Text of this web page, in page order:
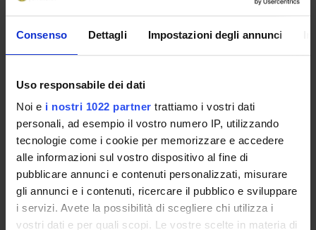
Consenso Dettagli Impostazioni degli annunci
Uso responsabile dei dati
Noi e i nostri 1022 partner trattiamo i vostri dati
personali, ad esempio il vostro numero IP, utilizzando
tecnologie come i cookie per memorizzare e accedere
alle informazioni sul vostro dispositivo al fine di
pubblicare annunci e contenuti personalizzati, misurare
gli annunci e i contenuti, ricercare il pubblico e sviluppare
i servizi. Avete la possibilità di scegliere chi utilizza i
vostri dati e per quali scopi. Le vostre scelte in materia di
(Medicago truncatula) e in leguminose di interesse agrario
2) confronto degli effetti biologici prodotti dall'auxina
sintetizzata dai rizobi iper-produttori in leguminose con
indeterminato (Medicago truncatula e Medicago sativa) e
noduli di tipo determinato (Phaseolus vulgaris);
3) valutazione della risposta ai patogeni delle piante
inoculate con rizobi geneticamente modificati, iper-
produttori di auxina.
ENTI FINANZIATORI:
PRIN VALUTATO POSITIVAMENTE